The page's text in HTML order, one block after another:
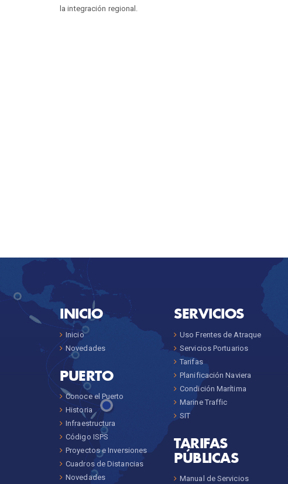
la integración regional.
INICIO
Inicio
Novedades
PUERTO
Conoce el Puerto
Historia
Infraestructura
Código ISPS
Proyectos e Inversiones
Cuadros de Distancias
Novedades
SERVICIOS
Uso Frentes de Atraque
Servicios Portuarios
Tarifas
Planificación Naviera
Condición Marítima
Marine Traffic
SIT
TARIFAS
PÚBLICAS
Manual de Servicios